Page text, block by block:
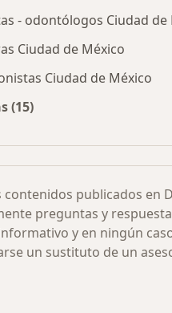
- odontólogos Ciudad de
Ciudad de México
Ciudad de México
(15)
contenidos publicados en
preguntas y
y en ningún
un sustituto de un